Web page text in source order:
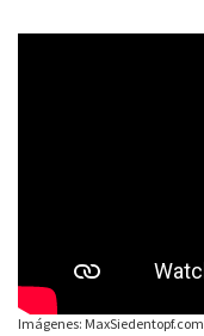
Imágenes: MaxSiedentopf.com